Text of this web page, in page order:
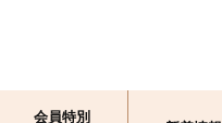
会員特別